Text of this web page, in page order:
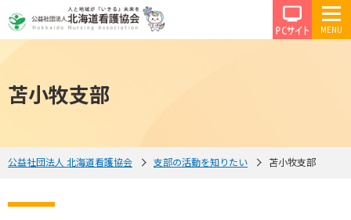
PCサ
苫小牧支部
公益社団法人 北海道看護協会 支部の活動を知りたい 苫小牧支部